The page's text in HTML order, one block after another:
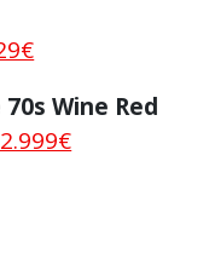
Wine Red